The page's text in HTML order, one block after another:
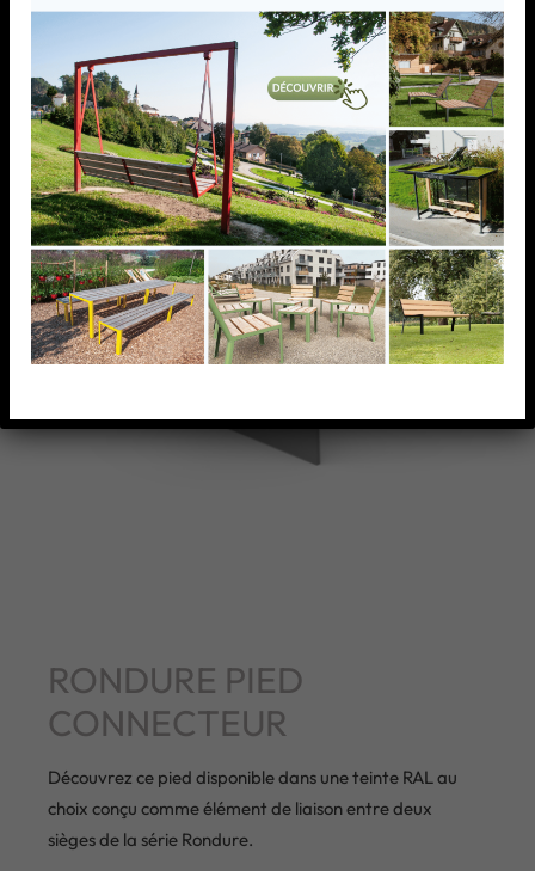
RONDURE PIED
CONNECTEUR
Découvrez ce pied disponible dans une teinte RAL au
choix conçu comme élément de liaison entre deux
sièges de la série Rondure.